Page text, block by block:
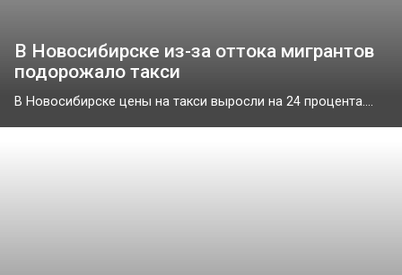
В Новосибирске из-за оттока мигрантов
подорожало такси
В Новосибирске цены на такси выросли на 24 процента....